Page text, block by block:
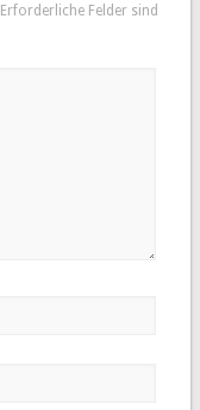
Erforderliche Felder sind